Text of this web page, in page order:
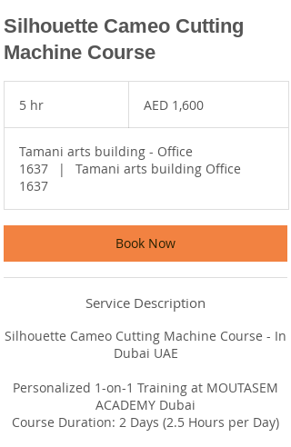
Silhouette Cameo Cutting
Machine Course
5 hr
dirhams
AED 1,600
Tamani arts building - Office
1637
|
Tamani arts building Office
1637
Book Now
Service Description
Silhouette Cameo Cutting Machine Course - In
Dubai UAE
Personalized 1-on-1 Training at MOUTASEM
ACADEMY Dubai
Course Duration: 2 Days (2.5 Hours per Day)